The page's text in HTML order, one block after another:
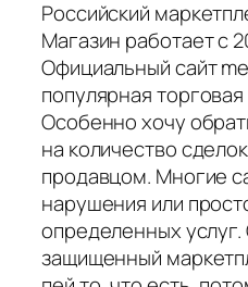
Российский
Магазин работает с
Официальный сайт
популярная
Особенно хочу
на количество
продавцом. Многие
нарушения или
определенных услуг.
защищенный